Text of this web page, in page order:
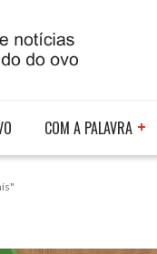
COM A PALAVRA